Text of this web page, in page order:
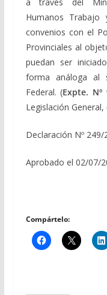
Humanos Trabajo
convenios con el
Provinciales al
puedan ser
forma análoga al
Federal. (Expte. Nº
Legislación
Declaración Nº 249/
Aprobado el 02/07/
Compártelo: